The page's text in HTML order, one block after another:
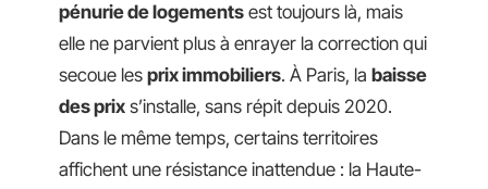
pénurie de logements est toujours là, mais
elle ne parvient plus à enrayer la correction qui
secoue les prix immobiliers. À Paris, la baisse
des prix s’installe, sans répit depuis 2020.
Dans le même temps, certains territoires
affichent une résistance inattendue : la Haute-